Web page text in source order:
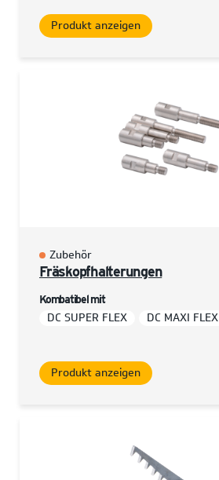
Produkt anzeigen
Zubehör
Fräskopfhalterungen
Kombatibel mit
DC SUPER FLEX DC MAXI FLEX
Produkt anzeigen